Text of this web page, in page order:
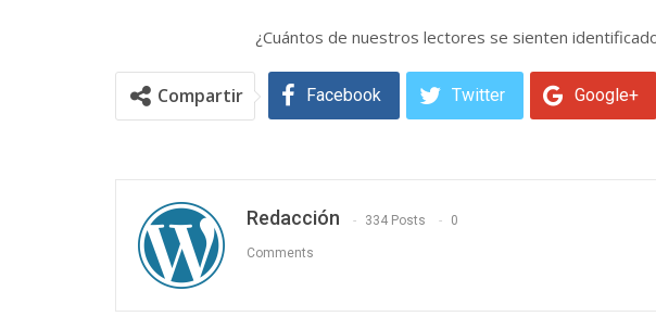
¿Cuántos de nuestros lectores se sienten
Compartir Facebook Twitter Google+
Redacción 334 Posts 0
Comments